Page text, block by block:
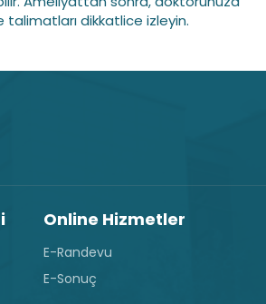
talimatları dikkatlice izleyin.
Online Hizmetler
E-Randevu
E-Sonuç